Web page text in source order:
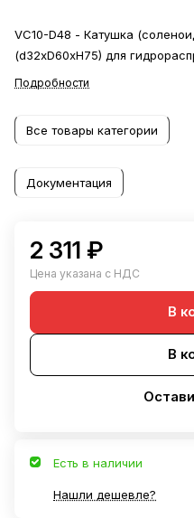
VC10-D48 - Катушка
(d32xD60xH75) для
Подробности
Все товары категории
Документация
2 311 ₽
Цена указана с НДС
В
В
Есть в наличии
Нашли дешевле?